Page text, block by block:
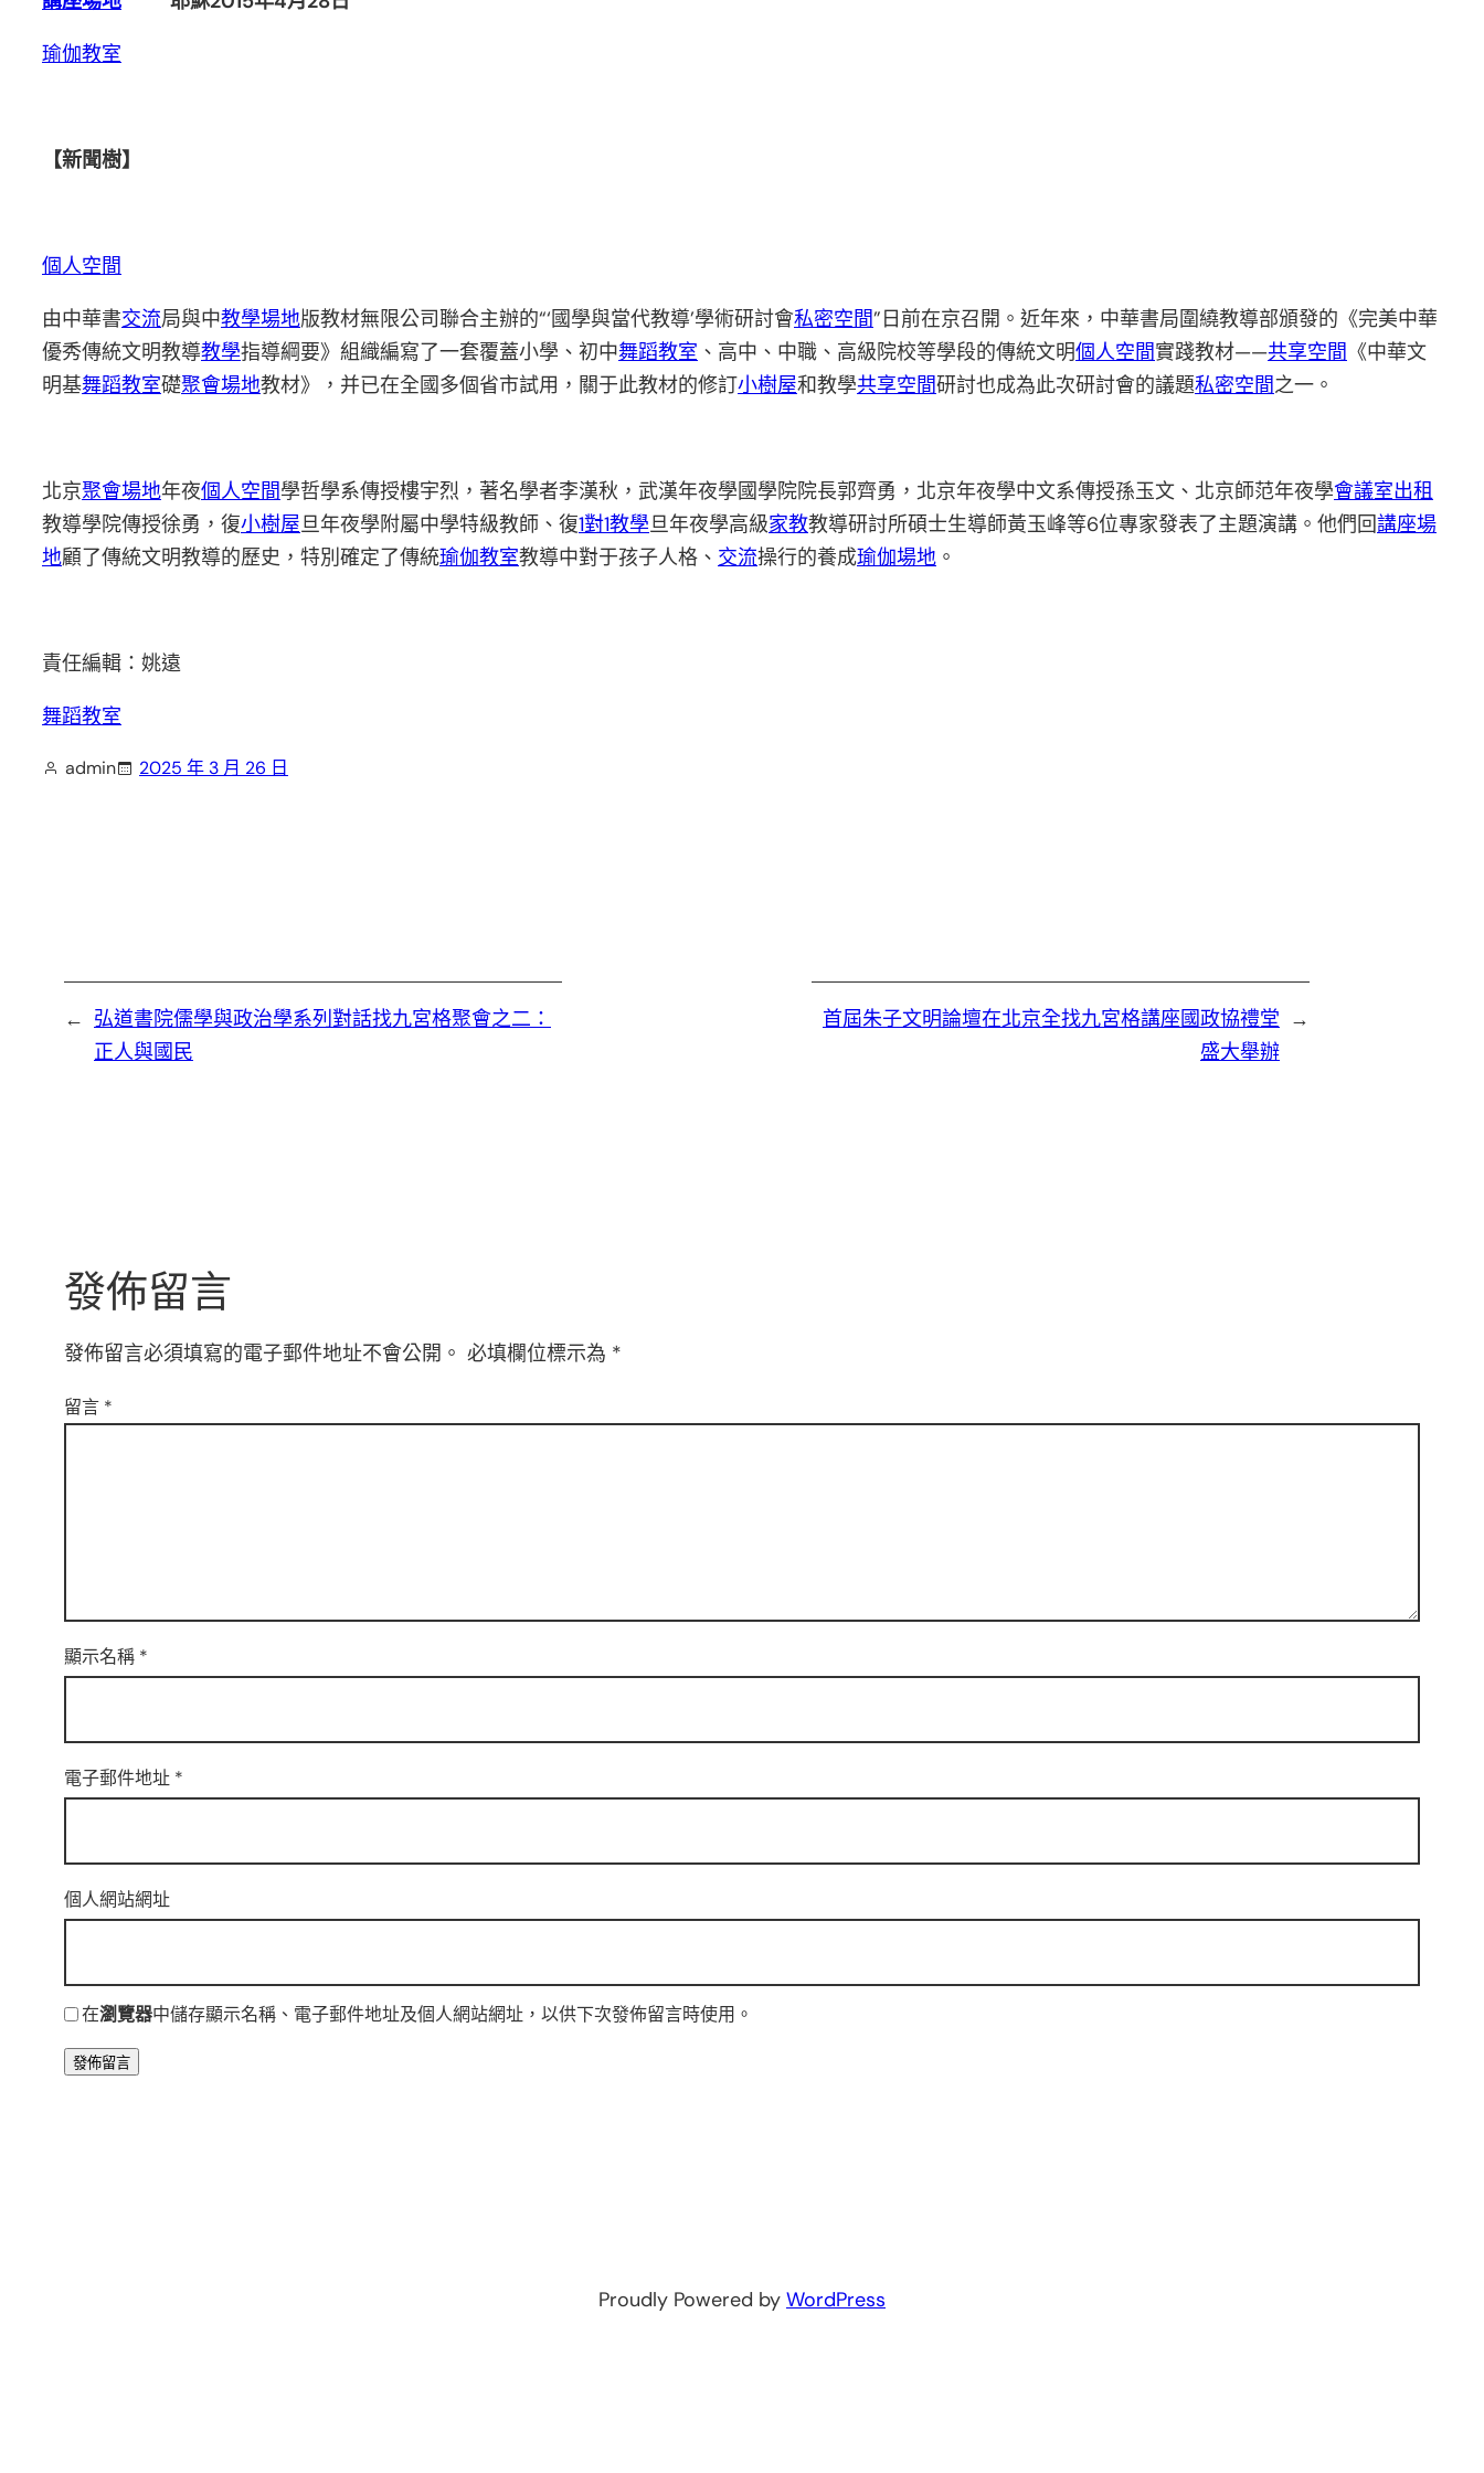
瑜伽教室
【新聞樹】
個人空間
由中華書交流局與中教學場地版教材無限公司聯合主辦的“‘國學與當代教導’學術研討會私密空間”日前在京召開。近年來，中華書局圍繞教導部頒發的《完美中華
優秀傳統文明教導教學指導綱要》組織編寫了一套覆蓋小學、初中舞蹈教室 、高中、中職、高級院校等學段的傳統文明個人空間實踐教材——共享空間 《中華文
明基舞蹈教室礎聚會場地教材》，并已在全國多個省市試用，關于此教材的修訂小樹屋和教學共享空間研討也成為此次研討會的議題私密空間之一。
北京聚會場地年夜個人空間學哲學系傳授樓宇烈，著名學者李漢秋，武漢年夜學國學院院長郭齊勇，北京年夜學中文系傳授孫玉文、北京師范年夜學會議室出租
教導學院傳授徐勇，復小樹屋旦年夜學附屬中學特級教師、復1對1教學旦年夜學高級家教教導研討所碩士生導師黃玉峰等6位專家發表了主題演講。他們回講座場
地顧了傳統文明教導的歷史，特別確定了傳統瑜伽教室教導中對于孩子人格、 交流操行的養成瑜伽場地 。
責任編輯：姚遠
舞蹈教室
admin 2025 年 3 月 26 日
← 弘道書院儒學與政治學系列對話找九宮格聚會之二：
正人與國民
→
首屆朱子文明論壇在北京全找九宮格講座國政協禮堂
盛大舉辦
發佈留言
發佈留言必須填寫的電子郵件地址不會公開。 必填欄位標示為 *
留言 *
顯示名稱 *
電子郵件地址 *
個人網站網址
在瀏覽器中儲存顯示名稱、電子郵件地址及個人網站網址，以供下次發佈留言時使用。
Proudly Powered by WordPress